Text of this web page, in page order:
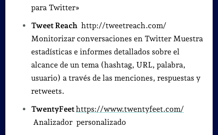
para Twitter»
Tweet Reachhttp://tweetreach.com/
Monitorizar conversaciones en Twitter Muestra
estadísticas e informes detallados sobre el
alcance de un tema (hashtag, URL, palabra,
usuario) a través de las menciones, respuestas y
retweets.
TwentyFeethttps://www.twentyfeet.com/
Analizador personalizado